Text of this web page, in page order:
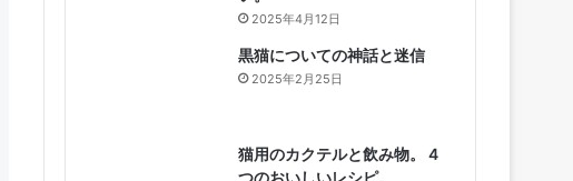
2025年4月12日
黒猫についての神話と迷信
2025年2月25日
猫用のカクテルと飲み物。 4
つのおいしいレシピ。